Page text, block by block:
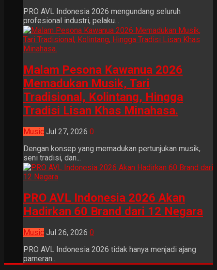
PRO AVL Indonesia 2026 mengundang seluruh
profesional industri, pelaku...
Malam Pesona Kawanua 2026
Memadukan Musik, Tari
Tradisional, Kolintang, Hingga
Tradisi Lisan Khas Minahasa.
Music Jul 27, 2026 0
Dengan konsep yang memadukan pertunjukan musik,
seni tradisi, dan...
PRO AVL Indonesia 2026 Akan
Hadirkan 60 Brand dari 12 Negara
Music Jul 26, 2026 0
PRO AVL Indonesia 2026 tidak hanya menjadi ajang
pameran...